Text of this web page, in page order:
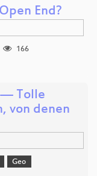
End?
166
— Tolle
von denen
Geo